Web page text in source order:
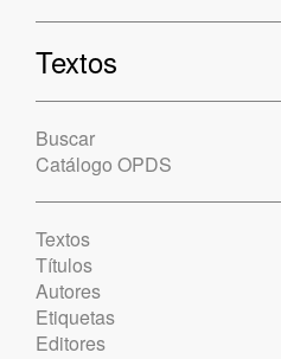
Textos
Buscar
Catálogo OPDS
Textos
Títulos
Autores
Etiquetas
Editores